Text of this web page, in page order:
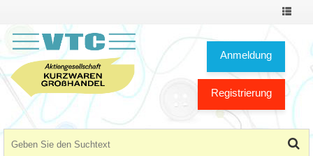
Toggle
Anmeldung
Registrierung